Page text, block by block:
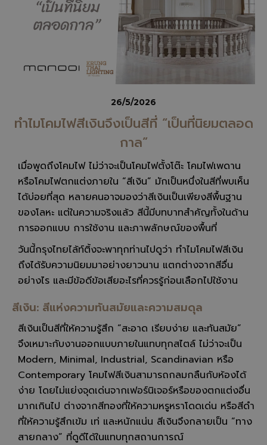
26/5/2026
ทำไมโคมไฟสีเงินจึงเป็นสีที่ “เป็นที่นิยมตลอด
กาล”
เมื่อพูดถึงโคมไฟ ไม่ว่าจะเป็นโคมไฟตั้งโต๊ะ โคมไฟเพดาน
หรือโคมไฟตกแต่งภายใน “สีเงิน” มักเป็นหนึ่งในสีที่พบเห็น
ได้บ่อยที่สุด หลายคนอาจมองว่าสีเงินเป็นเพียงสีพื้นฐาน
ของโลหะ แต่ในความจริงแล้ว สีนี้มีบทบาทสำคัญทั้งในด้าน
การออกแบบ การใช้งาน และภาพลักษณ์ของพื้นที่
วันนี้กรุงไทยไล้ท์ติ้งจะพาทุกท่านไปดูว่า ทำไมโคมไฟสีเงิน
ถึงได้รับความนิยมมาอย่างยาวนาน แตกต่างจากสีอื่น
อย่างไร และมีข้อดีข้อเสียอะไรที่ควรรู้ก่อนเลือกไปใช้งาน
สีเงิน: สีแห่งความทันสมัยและความสมดุล
สีเงินเป็นสีที่ให้ความรู้สึก “สะอาด เรียบง่าย และทันสมัย”
จึงเหมาะกับงานออกแบบภายในแทบทุกสไตล์ ไม่ว่าจะเป็น
Modern, Minimal, Industrial, Scandinavian หรือ
Contemporary โคมไฟสีเงินสามารถกลมกลืนกับห้องได้
ง่าย โดยไม่แย่งจุดเด่นจากเฟอร์นิเจอร์หรือของตกแต่งอื่น
มากเกินไป ต่างจากสีทองที่ให้ความหรูหราโดดเด่น หรือสีดำ
ที่ให้ความรู้สึกเข้ม เท่ และหนักแน่น สีเงินจึงกลายเป็น “ทาง
สายกลาง” ที่ดูดีได้ในแทบทุกสถานการณ์